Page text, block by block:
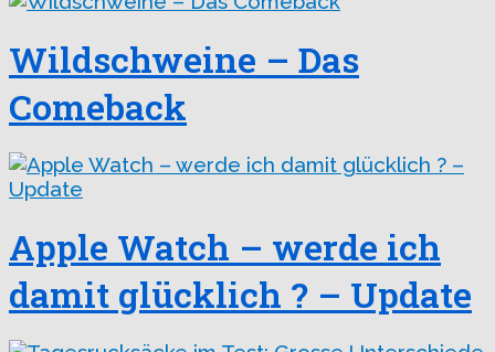
Wildschweine – Das
Comeback
Apple Watch – werde ich
damit glücklich ? – Update